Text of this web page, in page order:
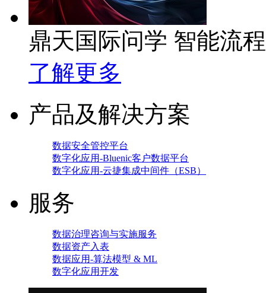
鼎天国际问学 智能流
了解更多
产品及解决方案
数据安全管控平台
数字化应用-Bluenic客户数据平台
数字化应用-云捷集成中间件（ESB）
服务
数据治理咨询与实施服务
数据资产入表
数据应用-算法模型 & ML
数字化应用开发